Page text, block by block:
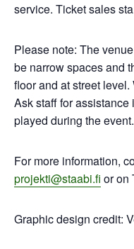
service. Ticket sales
Please note: The
be narrow spaces and
floor and at street
Ask staff for
played during the event.
For more information,
projekti@staabi.fi or on
Graphic design credit: